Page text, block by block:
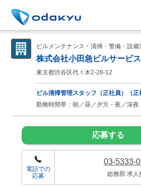
ビルメンテナンス・清掃・警備・設備
株式会社小田急ビルサービ
東京都渋谷区代々木2-28-12
ビル清掃管理スタッフ（正社員）（正
勤務時間帯：朝／昼／夕方・夜／深夜
応募する
電話での
応募
03-5333-
総務部 求人